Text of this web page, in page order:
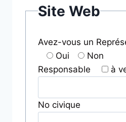
Site Web
Avez-vous un
Oui
Non
Responsable
à
No civique